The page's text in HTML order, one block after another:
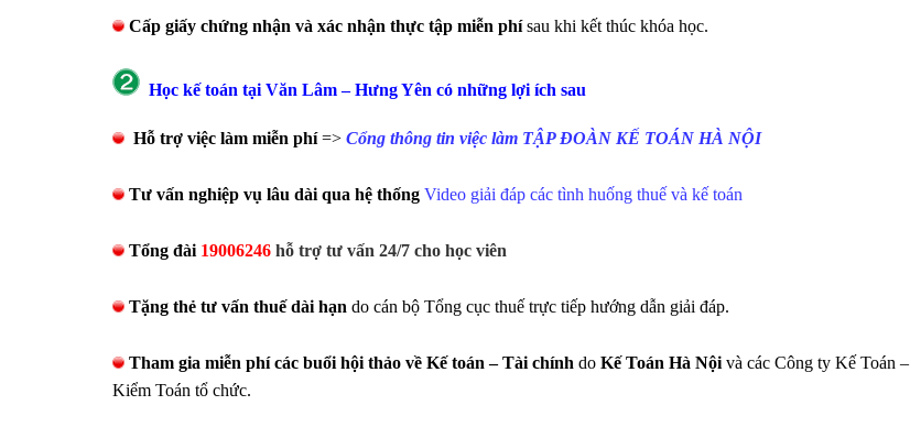
Cấp giấy chứng nhận và xác nhận thực tập miễn phísau khi kết thúc khóa học.
Học kế toán tại Văn Lâm – Hưng Yên có những lợi ích sau
Hỗ trợ việc làm miễn phí=> Cổng thông tin việc làm TẬP ĐOÀN KẾ TOÁN HÀ NỘI
Tư vấn nghiệp vụ lâu dài qua hệ thống Video giải đáp các tình huống thuế và kế toán
Tổng đài 19006246 hỗ trợ tư vấn 24/7 cho học viên
Tặng thẻ tư vấn thuế dài hạn do cán bộ Tổng cục thuế trực tiếp hướng dẫn giải đáp.
Tham gia miễn phí các buổi hội thảo về Kế toán – Tài chính do Kế Toán Hà Nội và các Công ty Kế Toán –
Kiểm Toán tổ chức.